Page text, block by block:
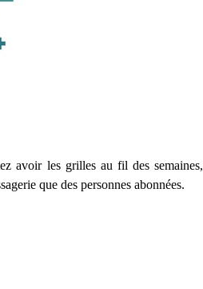
avoir les grilles au fil des semaines,
que des personnes abonnées.